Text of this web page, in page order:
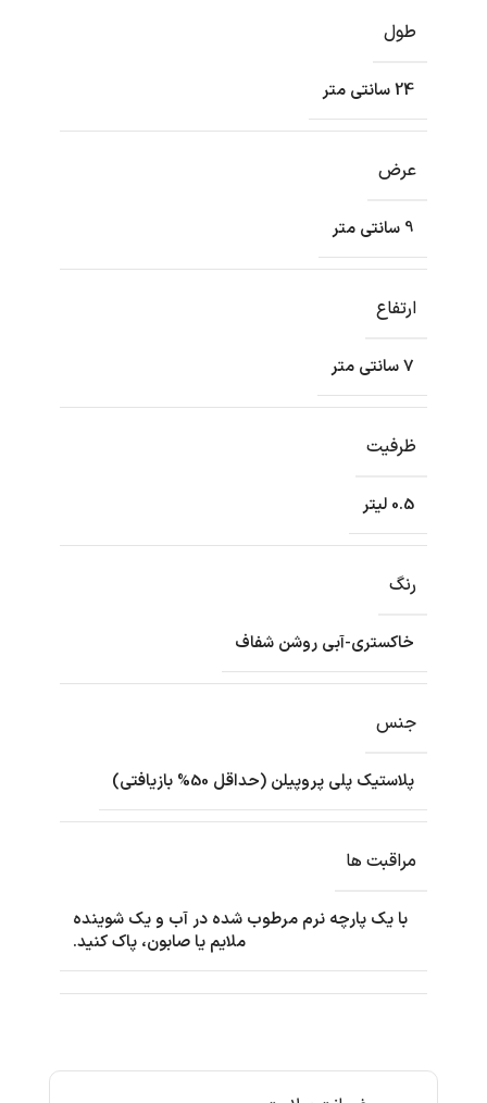
طول
24 سانتی متر
عرض
9 سانتی متر
ارتفاع
7 سانتی متر
ظرفیت
0.5 لیتر
رنگ
خاکستری-آبی روشن شفاف
جنس
پلاستیک پلی پروپیلن (حداقل 50% بازیافتی)
مراقبت ها
با یک پارچه نرم مرطوب شده در آب و یک شوینده
ملایم یا صابون، پاک کنید.